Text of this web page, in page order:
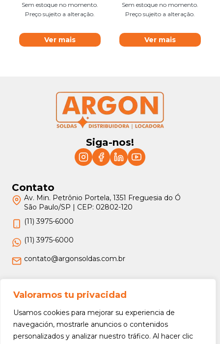
Valoramos tu privacidad
Usamos cookies para mejorar su experiencia de
navegación, mostrarle anuncios o contenidos
personalizados y analizar nuestro tráfico. Al hacer clic
Sem estoque no momento.
Preço sujeito a alteração.
Ver mais
Sem estoque no momento.
Preço sujeito a alteração.
Ver mais
Siga-nos!
Contato
Av. Min. Petrônio Portela, 1351 Freguesia do Ó
São Paulo/SP | CEP: 02802-120
(11) 3975-6000
(11) 3975-6000
contato@argonsoldas.com.br
Jurídico
Termos e Condições
Política de Privacidade
Política de Devolução e Reembolso